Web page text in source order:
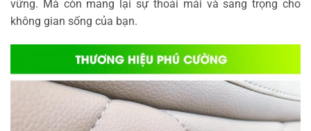
vững. Mà còn mang lại sự thoải mái và sang trọng cho
không gian sống của bạn.